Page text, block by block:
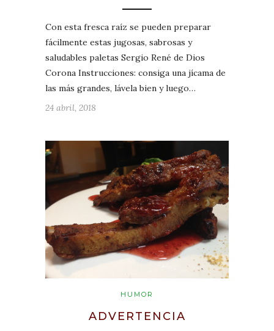
Con esta fresca raíz se pueden preparar
fácilmente estas jugosas, sabrosas y
saludables paletas Sergio René de Dios
Corona Instrucciones: consiga una jícama de
las más grandes, lávela bien y luego…
24 abril, 2018
HUMOR
ADVERTENCIA